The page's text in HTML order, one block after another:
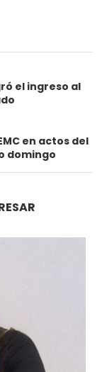
el ingreso al
en actos del
domingo